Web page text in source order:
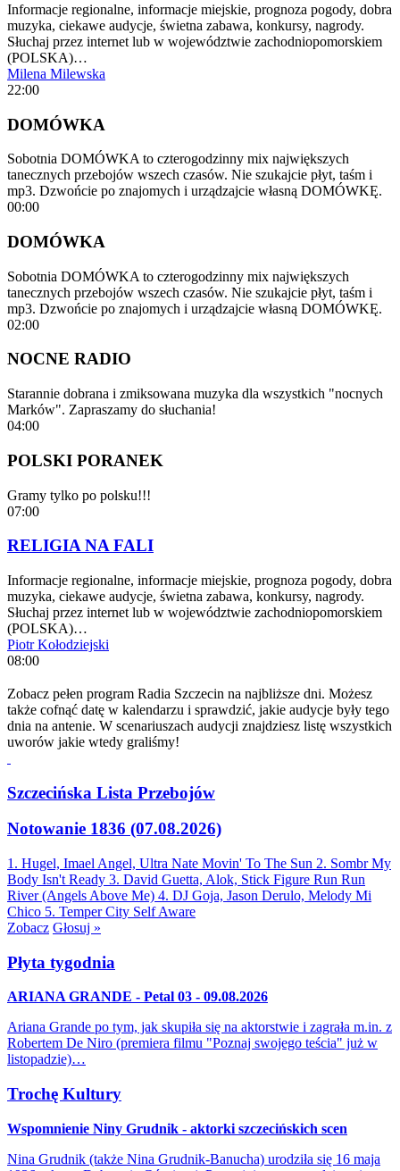
Informacje regionalne, informacje miejskie, prognoza pogody, dobra
muzyka, ciekawe audycje, świetna zabawa, konkursy, nagrody.
Słuchaj przez internet lub w województwie zachodniopomorskiem
(POLSKA)…
Milena Milewska
22:00
DOMÓWKA
Sobotnia DOMÓWKA to czterogodzinny mix największych
tanecznych przebojów wszech czasów. Nie szukajcie płyt, taśm i
mp3. Dzwońcie po znajomych i urządzajcie własną DOMÓWKĘ.
00:00
DOMÓWKA
Sobotnia DOMÓWKA to czterogodzinny mix największych
tanecznych przebojów wszech czasów. Nie szukajcie płyt, taśm i
mp3. Dzwońcie po znajomych i urządzajcie własną DOMÓWKĘ.
02:00
NOCNE RADIO
Starannie dobrana i zmiksowana muzyka dla wszystkich "nocnych
Marków". Zapraszamy do słuchania!
04:00
POLSKI PORANEK
Gramy tylko po polsku!!!
07:00
RELIGIA NA FALI
Informacje regionalne, informacje miejskie, prognoza pogody, dobra
muzyka, ciekawe audycje, świetna zabawa, konkursy, nagrody.
Słuchaj przez internet lub w województwie zachodniopomorskiem
(POLSKA)…
Piotr Kołodziejski
08:00
Zobacz pełen program Radia Szczecin na najbliższe dni. Możesz
także cofnąć datę w kalendarzu i sprawdzić, jakie audycje były tego
dnia na antenie. W scenariuszach audycji znajdziesz listę wszystkich
uworów jakie wtedy graliśmy!
Szczecińska Lista Przebojów
Notowanie 1836 (07.08.2026)
1. Hugel, Imael Angel, Ultra Nate Movin' To The Sun 2. Sombr My
Body Isn't Ready 3. David Guetta, Alok, Stick Figure Run Run
River (Angels Above Me) 4. DJ Goja, Jason Derulo, Melody Mi
Chico 5. Temper City Self Aware
Zobacz Głosuj »
Płyta tygodnia
ARIANA GRANDE - Petal 03 - 09.08.2026
Ariana Grande po tym, jak skupiła się na aktorstwie i zagrała m.in. z
Robertem De Niro (premiera filmu "Poznaj swojego teścia" już w
listopadzie)…
Trochę Kultury
Wspomnienie Niny Grudnik - aktorki szczecińskich scen
Nina Grudnik (także Nina Grudnik-Banucha) urodziła się 16 maja